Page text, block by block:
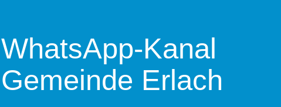
WhatsApp-Kanal
Gemeinde Erlach